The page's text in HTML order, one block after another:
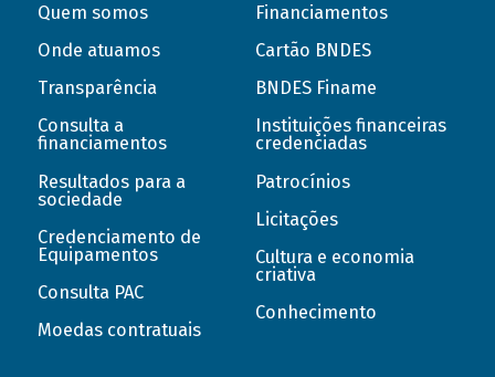
Quem somos
Onde atuamos
Transparência
Consulta a
financiamentos
Resultados para a
sociedade
Credenciamento de
Equipamentos
Consulta PAC
Moedas contratuais
Financiamentos
Cartão BNDES
BNDES Finame
Instituições financeiras
credenciadas
Patrocínios
Licitações
Cultura e economia
criativa
Conhecimento